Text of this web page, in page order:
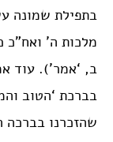
בתפילת שמונה
מלכות ה’ ואח”כ
ב, ‘אמר’). עוד
בברכת ‘הטוב
שהזכרנו בברכה